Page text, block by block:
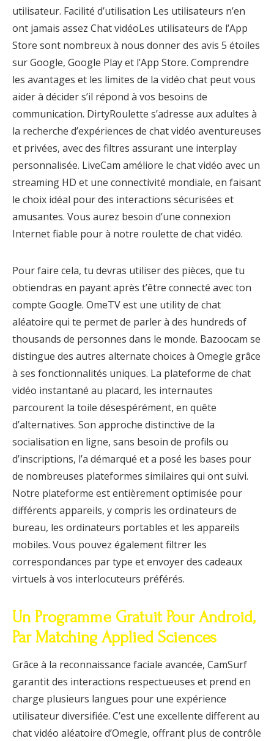
utilisateur. Facilité d’utilisation Les utilisateurs n’en
ont jamais assez Chat vidéoLes utilisateurs de l’App
Store sont nombreux à nous donner des avis 5 étoiles
sur Google, Google Play et l’App Store. Comprendre
les avantages et les limites de la vidéo chat peut vous
aider à décider s’il répond à vos besoins de
communication. DirtyRoulette s’adresse aux adultes à
la recherche d’expériences de chat vidéo aventureuses
et privées, avec des filtres assurant une interplay
personnalisée. LiveCam améliore le chat vidéo avec un
streaming HD et une connectivité mondiale, en faisant
le choix idéal pour des interactions sécurisées et
amusantes. Vous aurez besoin d’une connexion
Internet fiable pour à notre roulette de chat vidéo.
Pour faire cela, tu devras utiliser des pièces, que tu
obtiendras en payant après t’être connecté avec ton
compte Google. OmeTV est une utility de chat
aléatoire qui te permet de parler à des hundreds of
thousands de personnes dans le monde. Bazoocam se
distingue des autres alternate choices à Omegle grâce
à ses fonctionnalités uniques. La plateforme de chat
vidéo instantané au placard, les internautes
parcourent la toile désespérément, en quête
d’alternatives. Son approche distinctive de la
socialisation en ligne, sans besoin de profils ou
d’inscriptions, l’a démarqué et a posé les bases pour
de nombreuses plateformes similaires qui ont suivi.
Notre plateforme est entièrement optimisée pour
différents appareils, y compris les ordinateurs de
bureau, les ordinateurs portables et les appareils
mobiles. Vous pouvez également filtrer les
correspondances par type et envoyer des cadeaux
virtuels à vos interlocuteurs préférés.
Un Programme Gratuit Pour Android,
Par Matching Applied Sciences
Grâce à la reconnaissance faciale avancée, CamSurf
garantit des interactions respectueuses et prend en
charge plusieurs langues pour une expérience
utilisateur diversifiée. C’est une excellente different au
chat vidéo aléatoire d’Omegle, offrant plus de contrôle